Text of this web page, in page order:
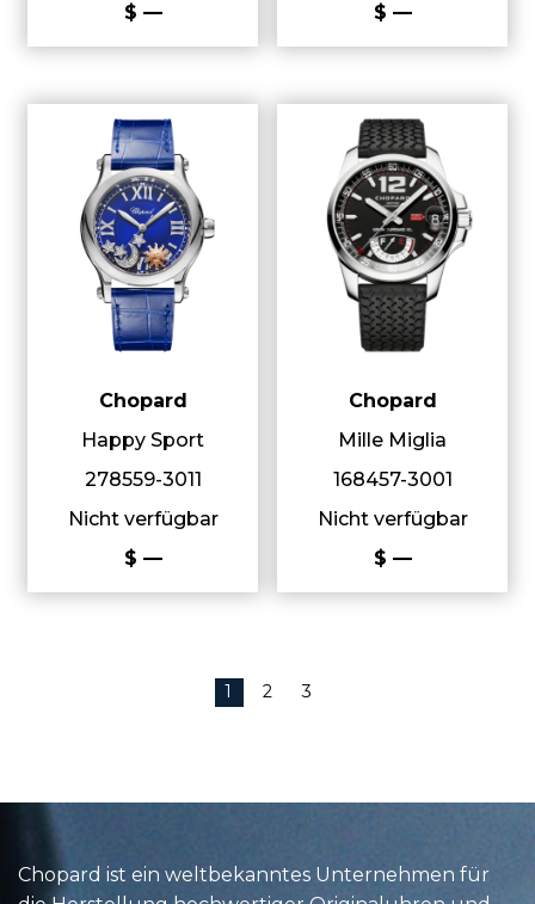
$ —
$ —
Chopard
Happy Sport
278559-3011
Nicht verfügbar
$ —
Chopard
Mille Miglia
168457-3001
Nicht verfügbar
$ —
1 2 3
Chopard ist ein weltbekanntes Unternehmen für